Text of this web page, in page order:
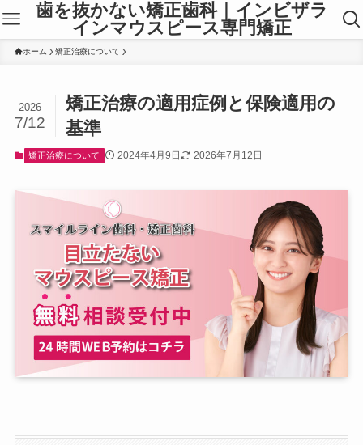
歯を抜かない矯正歯科｜インビザラ
インマウスピース専門矯正
ホーム 矯正治療について
矯正治療の適用症例と保険適用の
基準
2026
7/12
矯正治療について 2024年4月9日 2026年7月12日